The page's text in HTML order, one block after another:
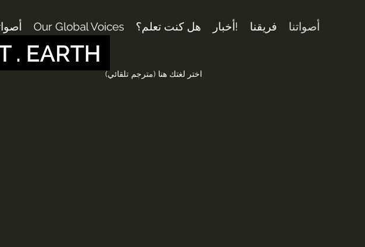
Our Global Voices هل كنت تعلم؟ أخبار! فريقنا أصواتنا
اختر لغتك هنا (مترجم تلقائي)